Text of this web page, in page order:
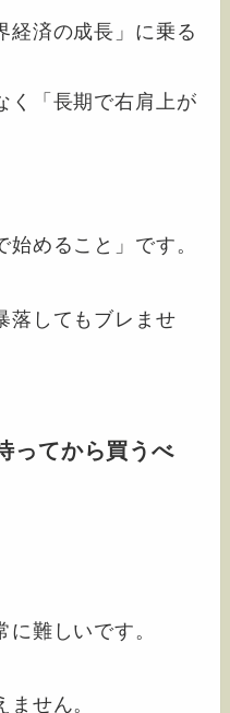
経済の成長」に乗る
く「長期で右肩上が
始めること」です。
落してもブレませ
ってから買うべ
難しいです。
せん。